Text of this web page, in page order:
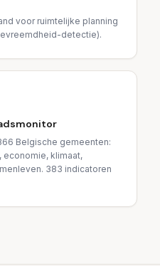
voor ruimtelijke planning
detectie).
Belgische gemeenten:
klimaat,
383 indicatoren